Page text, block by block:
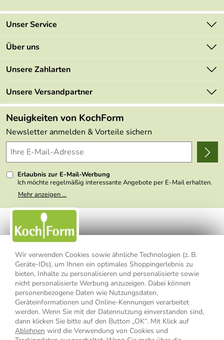
Wir verwenden Cookies sowie ähnliche Technologien (z. B.
Geräte-IDs), um Ihnen ein optimales Shoppingerlebnis zu
bieten, Inhalte zu personalisieren und personalisierte sowie
nicht personalisierte Werbung anzuzeigen. Dabei können
personenbezogene Daten wie Nutzungsdaten,
Geräteinformationen und Online-Kennungen verarbeitet
werden. Wenn Sie mit der Datennutzung einverstanden sind,
dann klicken Sie bitte auf den Button „OK“. Mit Klick auf
Ablehnen wird die Verwendung von Cookies und
Unser Service
Kontakt
Mehrwertsteuerfrei
Retourenportal
FAQs
Lieferbedingungen
Delivery Terms
Kundenlogin
Über uns
Marken
Angebote
Made in Germany
Themen
Wir über uns
Presse
Unsere Zahlarten
Unsere Versandpartner
Neuigkeiten von KochForm
Newsletter anmelden & Vorteile sichern
Erlaubnis zur E-Mail-Werbung
Ich möchte regelmäßig interessante Angebote per E-Mail erhalten.
Meine E-Mail-Adresse wird nicht an andere Unternehmen
weitergegeben. Zu statistischen Zwecken wird in anonymer Form
nicht erkennbar, welche konkrete Person geklickt hat. Diese
Einwilligung zur Nutzung meiner E-Mail- Adresse für Werbezwecke
kann ich jederzeit mit Wirkung für die Zukunft widerrufen, indem ich
den Link "Abmelden" am Ende des Newsletters anklicke oder die
Option Newsletter im Mitgliederbereich deaktiviere. Die
Datenschutzerklärung
habe ich zur Kenntnis genommen.
Mehr anzeigen ...
Impressum Datenschutzerklärung
AGB
Widerrufsbelehrung
Widerrufsformular
Vertrag widerrufen